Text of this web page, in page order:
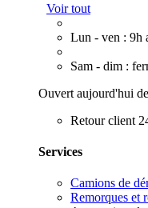
Voir tout
Lun - ven : 9h
Sam - dim :
Ouvert aujourd'hui
Retour client
Services
Camions de
Remorques et